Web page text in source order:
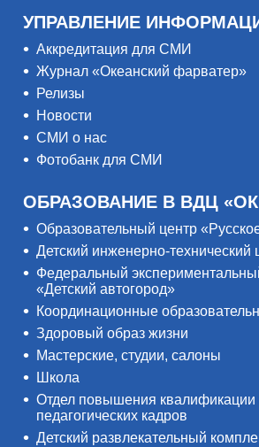
УПРАВЛЕНИЕ
Аккредитация для СМИ
Журнал «Океанский фарватер»
Релизы
Новости
СМИ о нас
Фотобанк для СМИ
ОБРАЗОВАНИЕ В ВДЦ
Образовательный центр
Детский инженерно-технический
Федеральный
«Детский автогород»
Координационные
Здоровый образ жизни
Мастерские, студии, салоны
Школа
Отдел повышения квалификации
педагогических кадров
Детский развлекательный